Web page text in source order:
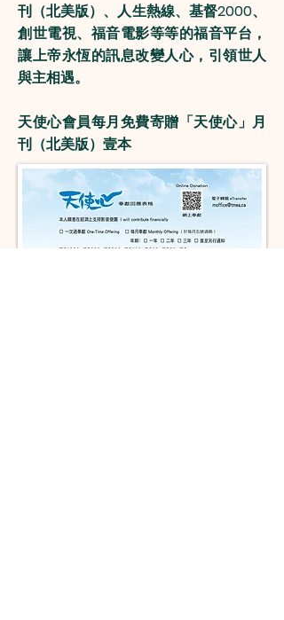
刊（北美版）、人生熱線、基督2000、
創世電視、福音電影等等的福音平台，
讓上帝永恆的訊息改變人心，引領世人
與主相遇。
天使心會員每月免費寄贈「天使心」月
刊（北美版）壹本